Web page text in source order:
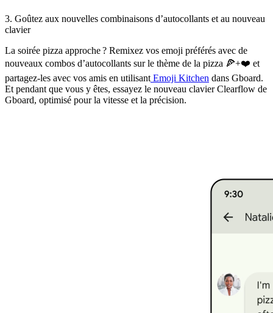
3. Goûtez aux nouvelles combinaisons d’autocollants et au nouveau
clavier
La soirée pizza approche ? Remixez vos emoji préférés avec de
nouveaux combos d’autocollants sur le thème de la pizza 🍕+❤️ et
partagez-les avec vos amis en utilisant Emoji Kitchen dans Gboard.
Et pendant que vous y êtes, essayez le nouveau clavier Clearflow de
Gboard, optimisé pour la vitesse et la précision.